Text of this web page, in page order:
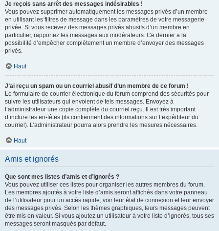
Je reçois sans arrêt des messages indésirables !
Vous pouvez supprimer automatiquement les messages privés d’un membre
en utilisant les filtres de message dans les paramètres de votre messagerie
privée. Si vous recevez des messages privés abusifs d’un membre en
particulier, rapportez les messages aux modérateurs. Ce dernier a la
possibilité d’empêcher complètement un membre d’envoyer des messages
privés.
Haut
J’ai reçu un spam ou un courriel abusif d’un membre de ce forum !
Le formulaire de courrier électronique du forum comprend des sécurités pour
suivre les utilisateurs qui envoient de tels messages. Envoyez à
l’administrateur une copie complète du courriel reçu. Il est très important
d’inclure les en-têtes (ils contiennent des informations sur l’expéditeur du
courriel). L’administrateur pourra alors prendre les mesures nécessaires.
Haut
Amis et ignorés
Que sont mes listes d’amis et d’ignorés ?
Vous pouvez utiliser ces listes pour organiser les autres membres du forum.
Les membres ajoutés à votre liste d’amis seront affichés dans votre panneau
de l’utilisateur pour un accès rapide, voir leur état de connexion et leur envoyer
des messages privés. Selon les thèmes graphiques, leurs messages peuvent
être mis en valeur. Si vous ajoutez un utilisateur à votre liste d’ignorés, tous ses
messages seront masqués par défaut.